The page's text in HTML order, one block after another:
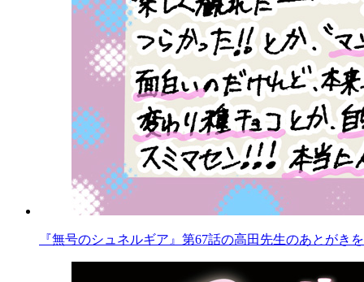
『無号のシュネルギア』第67話の高田先生のあとがき